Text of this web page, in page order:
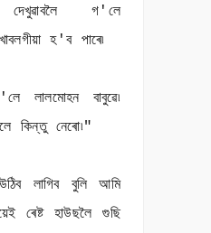
গ'লে
হ'ব পাৰে৷
লালমোহন বাবুৱে৷
কিন্তু নেৰো৷"
উঠিব লাগিব বুলি আমি
ৰেষ্ট হাউছলৈ গুছি